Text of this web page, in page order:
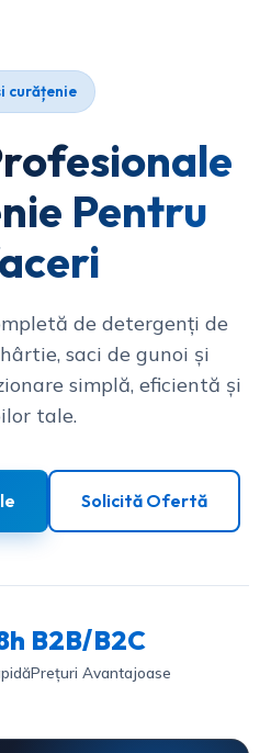
curățenie
Pentru
de detergenți de
saci de gunoi și
simplă, eficientă și
tale.
Solicită Ofertă
B2B/B2C
Prețuri Avantajoase